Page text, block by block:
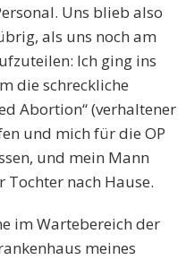
Uns blieb also
als uns noch am
Ich ging ins
die schreckliche
Abortion“ (verhaltener
und mich für die OP
und mein Mann
nach Hause.
im Wartebereich der
meines